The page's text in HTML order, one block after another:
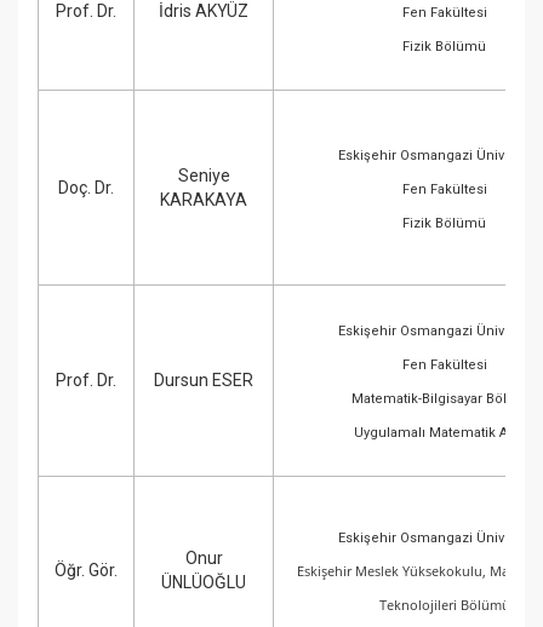
Prof. Dr. İdris AKYÜZ Fen Fakültesi
Fizik Bölümü
Doç. Dr.
Seniye
KARAKAYA
Eskişehir Osmangazi
Fen Fakültesi
Fizik Bölümü
Prof. Dr. Dursun ESER
Eskişehir Osmangazi
Fen Fakültesi
Matematik-Bilgisayar Bölümü
Uygulamalı Matematik A.B.D.
Öğr. Gör.
Onur
ÜNLÜOĞLU
Eskişehir Osmangazi
Eskişehir Meslek Yüksekokulu, Makine
Teknolojileri Bölümü